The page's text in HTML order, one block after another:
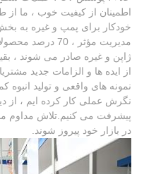
اطمینان از کیفیت خوب ، ما
مدیریت مؤثر ، 70
ژاپن و غیره صادر می شوند ،
از ایده ها و الزامات جدید
نمونه های واقعی و تولید
نگرش عملی کار کرده ایم ، از
پیشرفت می کنیم.تلاش مداوم
در بازار خود پیروز شوند.